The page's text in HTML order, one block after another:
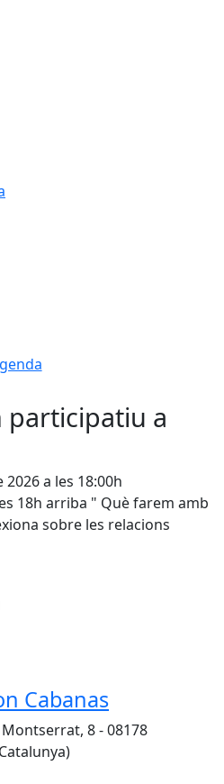
participatiu a
a les 18:00h
18h arriba " Què farem amb
sobre les relacions
Cabanas
8 - 08178